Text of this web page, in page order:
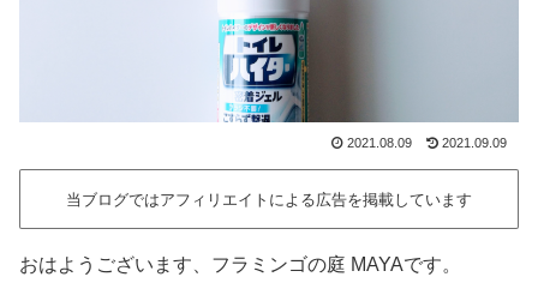
2021.08.09 2021.09.09
当ブログではアフィリエイトによる広告を掲載しています
おはようございます、フラミンゴの庭 MAYAです。